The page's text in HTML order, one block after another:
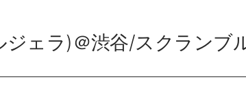
ェラ)＠渋谷/スクランブ